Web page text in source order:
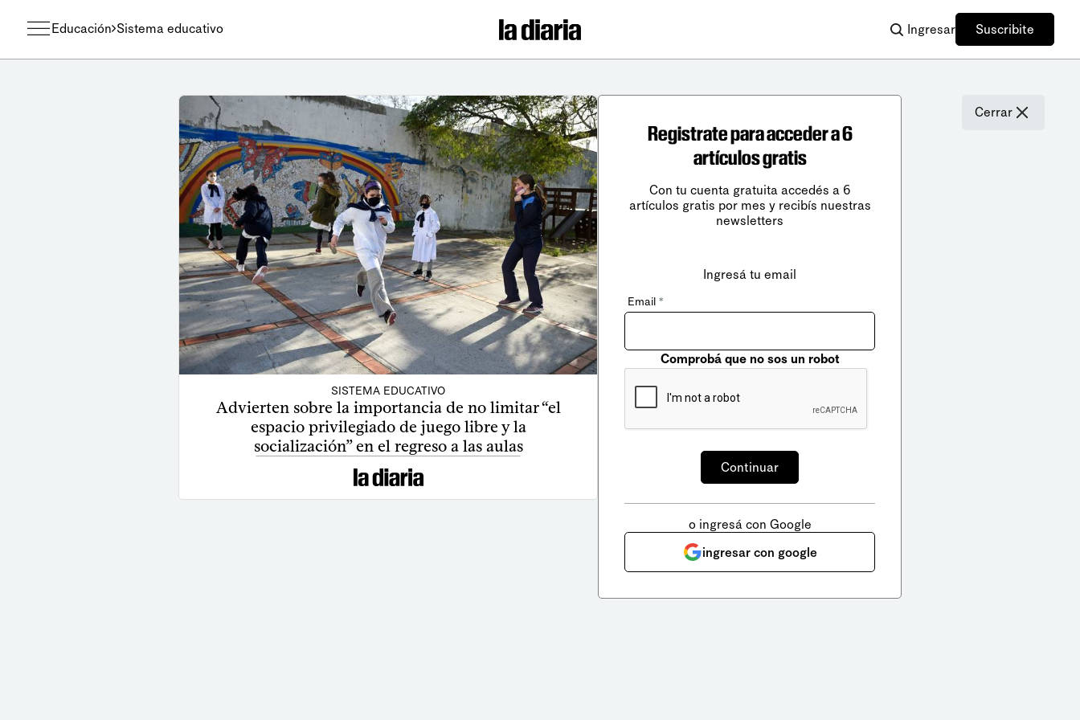
Educación Sistema educativo Ingresar Suscribite
SISTEMA EDUCATIVO
Advierten sobre la importancia de no limitar “el
espacio privilegiado de juego libre y la
socialización” en el regreso a las aulas
Cerrar
Registrate para acceder a 6
artículos gratis
Con tu cuenta gratuita accedés a 6
artículos gratis por mes y recibís nuestras
newsletters
Ingresá tu email
Email *
Comprobá que no sos un robot
o ingresá con Google
ingresar con google